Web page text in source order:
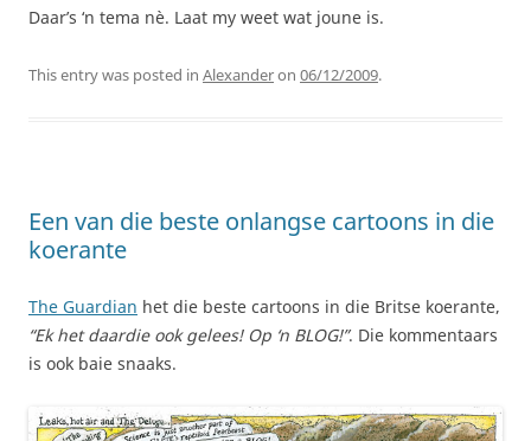
Daar’s ‘n tema nè. Laat my weet wat joune is.
This entry was posted in Alexanderon 06/12/2009.
Een van die beste onlangse cartoons in die
koerante
The Guardian het die beste cartoons in die Britse koerante,
“Ek het daardie ook gelees! Op ‘n BLOG!”. Die kommentaars
is ook baie snaaks.